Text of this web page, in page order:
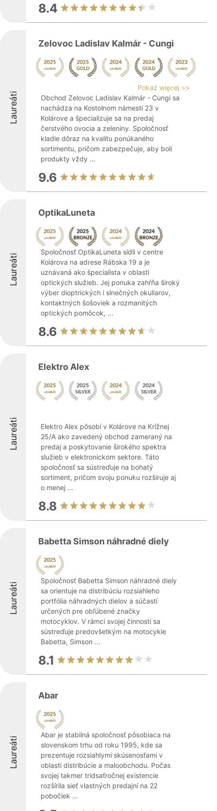
8.4
Laureáti
Zelovoc Ladislav Kalmár - Cungi
Pokaż więcej >>
Obchod Zelovoc Ladislav Kalmár - Cungi sa
nachádza na Kostolnom námestí 23 v
Kolárove a špecializuje sa na predaj
čerstvého ovocia a zeleniny. Spoločnosť
kladie dôraz na kvalitu ponúkaného
sortimentu, pričom zabezpečuje, aby boli
produkty vždy ...
9.6
Laureáti
OptikaLuneta
Spoločnosť OptikaLuneta sídli v centre
Kolárova na adrese Rábska 19 a je
uznávaná ako špecialista v oblasti
optických služieb. Jej ponuka zahŕňa široký
výber dioptrických i slnečných okuliarov,
kontaktných šošoviek a rozmanitých
optických pomôcok, ...
8.6
Laureáti
Elektro Alex
Elektro Alex pôsobí v Kolárove na Krížnej
25/A ako zavedený obchod zameraný na
predaj a poskytovanie širokého spektra
služieb v elektronickom sektore. Táto
spoločnosť sa sústreďuje na bohatý
sortiment, pričom svoju ponuku rozširuje aj
o menej ...
8.8
Laureáti
Babetta Simson náhradné diely
Spoločnosť Babetta Simson náhradné diely
sa orientuje na distribúciu rozsiahleho
portfólia náhradných dielov a súčastí
určených pre obľúbené značky
motocyklov. V rámci svojej činnosti sa
sústreďuje predovšetkým na motocykle
Babetta, Simson ...
8.1
Laureáti
Abar
Abar je stabilná spoločnosť pôsobiaca na
slovenskom trhu od roku 1995, kde sa
prezentuje rozsiahlymi skúsenosťami v
oblasti distribúcie a maloobchodu. Počas
svojej takmer tridsaťročnej existencie
rozšírila sieť vlastných predajní na 22
pobočiek ...